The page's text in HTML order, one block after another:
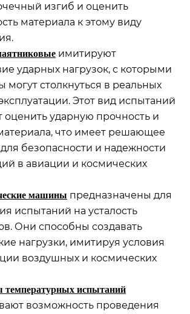
изгиб и оценить
материала к этому виду
имитируют
ударных нагрузок, с которыми
могут столкнуться в реальных
Этот вид испытаний
оценить ударную прочность и
что имеет решающее
безопасности и надежности
в авиации и космических
машины предназначены для
испытаний на усталость
Они способны создавать
нагрузки, имитируя условия
воздушных и космических
температурных испытаний
возможность проведения